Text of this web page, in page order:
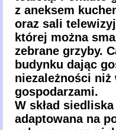
z aneksem
oraz sali
której można
zebrane grzyby.
budynku dając
niezależności niż
gospodarzami.
W skład
adaptowana na